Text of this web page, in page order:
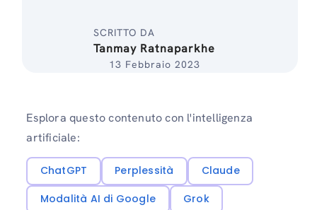
SCRITTO DA
Tanmay Ratnaparkhe
13 Febbraio 2023
Esplora questo contenuto con l'intelligenza
artificiale:
ChatGPT Perplessità
Claude
Modalità AI di Google
Grok